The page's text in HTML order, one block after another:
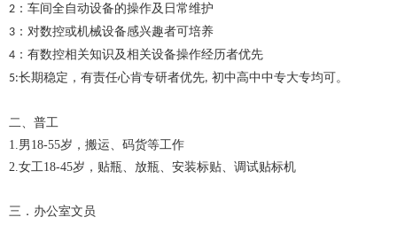
2 ：车间全自动设备的操作及日常维护
3 ：对数控或机械设备感兴趣者可培养
4 ：有数控相关知识及相关设备操作经历者优先
5:长期稳定，有责任心肯专研者优先, 初中高中中专大专均可。
二、普工
1.男18-55岁，搬运、码货等工作
2.女工18-45岁，贴瓶、放瓶、安装标贴、调试贴标机
三．办公室文员